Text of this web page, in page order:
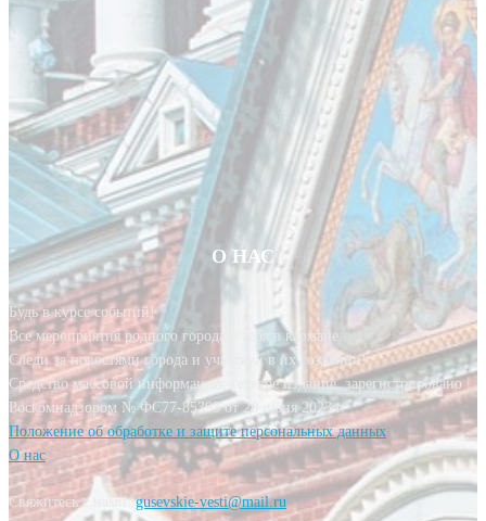
О НАС
Будь в курсе событий!
Все мероприятия родного города у тебя в кармане.
Следи за новостями города и участвуй в их создании!
Средство массовой информации, сетевое издание, зарегистрировано
Роскомнадзором № ФС77-85393 от 20 июня 2023 г.
Положение об обработке и защите персональных данных
О нас
Свяжитесь с нами:gusevskie-vesti@mail.ru